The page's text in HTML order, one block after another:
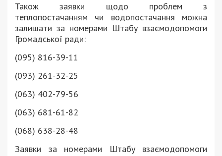
Також заявки щодо проблем з
теплопостачанням чи водопостачання можна
залишати за номерами Штабу взаємодопомоги
Громадської ради:
(095) 816-39-11
(093) 261-32-25
(063) 402-79-56
(063) 681-61-82
(068) 638-28-48
Заявки за номерами Штабу взаємодопомоги